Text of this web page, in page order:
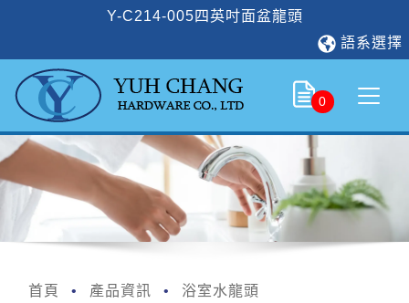
Y-C214-005四英吋面盆龍頭
語系選擇
0
首頁 產品資訊
浴室水龍頭